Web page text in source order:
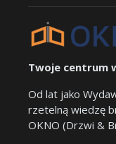
Twoje centrum
Od lat jako
rzetelną wiedzę
OKNO (Drzwi &